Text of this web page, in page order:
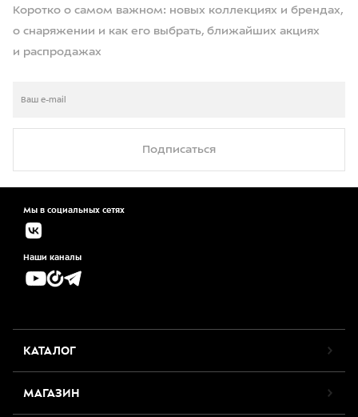
Коротко о самом важном: новых коллекциях и брендах,
о снаряжении и как его выбрать, ближайших акциях
и распродажах
Подписаться
Мы в социальных сетях
Наши каналы
КАТАЛОГ
МАГАЗИН